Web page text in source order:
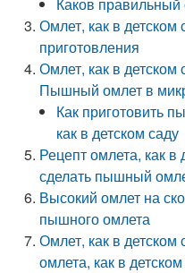
Омлет, как в
приготовления
Омлет, как в детском
Пышный омлет в
Как приготовить
как в детском саду
Рецепт омлета, как в
сделать пышный
Высокий омлет на
пышного омлета
Омлет, как в детском
омлета, как в